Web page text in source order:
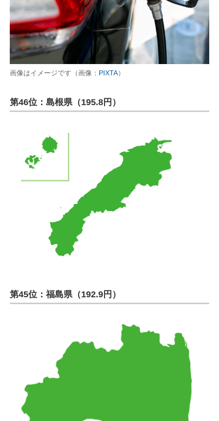
画像はイメージです（画像： PIXTA）
第46位：島根県（195.8円）
第45位：福島県（192.9円）